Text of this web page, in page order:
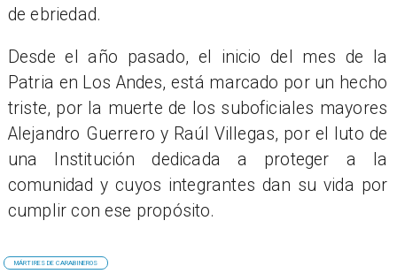
de ebriedad.
Desde el año pasado, el inicio del mes de la
Patria en Los Andes, está marcado por un hecho
triste, por la muerte de los suboficiales mayores
Alejandro Guerrero y Raúl Villegas, por el luto de
una Institución dedicada a proteger a la
comunidad y cuyos integrantes dan su vida por
cumplir con ese propósito.
MÁRTIRES DE CARABINEROS